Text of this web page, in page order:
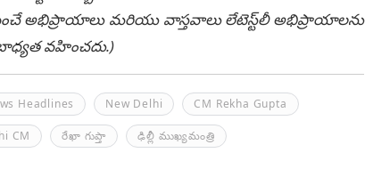
అభిప్రాయాలు మరియు వాస్తవాలు లేటెస్ట్‌లీ అభిప్రాయాలను
వహించదు.)
Headlines New Delhi CM Rekha Gupta
CM రేఖా గుప్తా ఢిల్లీ ముఖ్యమంత్రి